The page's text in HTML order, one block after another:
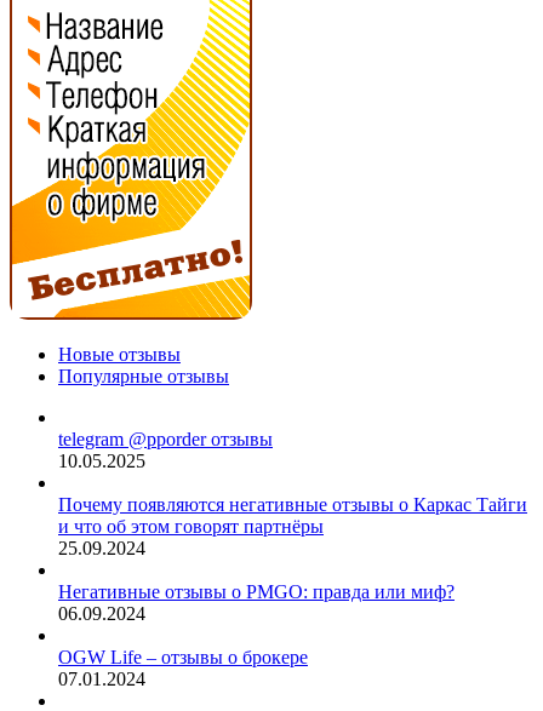
Новые отзывы
Популярные отзывы
telegram @pporder отзывы
10.05.2025
Почему появляются негативные отзывы о Каркас Тайги
и что об этом говорят партнёры
25.09.2024
Негативные отзывы о PMGO: правда или миф?
06.09.2024
OGW Life – отзывы о брокере
07.01.2024